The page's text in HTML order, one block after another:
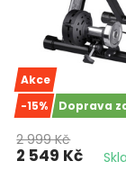
Akce
-15%
Doprava
2 999 Kč
2 549 Kč